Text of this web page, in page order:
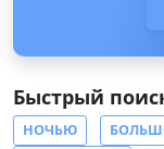
Быстрый
НОЧЬЮ